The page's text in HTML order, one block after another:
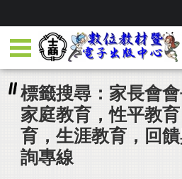
標籤搜尋：家長會會
家庭教育，性平教
育，生涯教育，回
詢專線